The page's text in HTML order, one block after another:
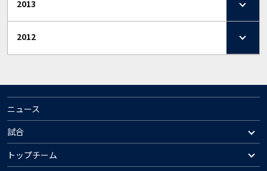
2013
2012
ニュース
試合
トップチーム